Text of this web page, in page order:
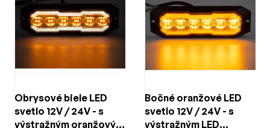
Obrysové biele LED
svetlo 12V / 24V - s
výstražným oranžovým
Bočné oranžové LED
svetlo 12V / 24V - s
výstražným LED